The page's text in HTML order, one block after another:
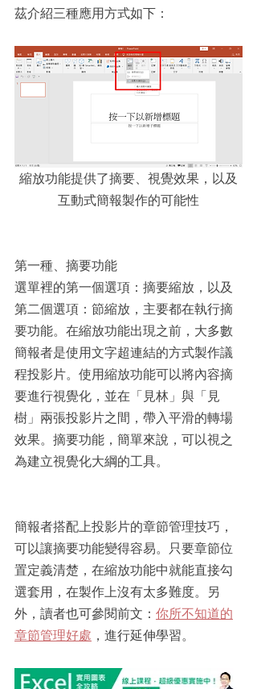
茲介紹三種應用方式如下：
縮放功能提供了摘要、視覺效果，以及
互動式簡報製作的可能性
第一種、摘要功能
選單裡的第一個選項：摘要縮放，以及
第二個選項：節縮放，主要都在執行摘
要功能。在縮放功能出現之前，大多數
簡報者是使用文字超連結的方式製作議
程投影片。使用縮放功能可以將內容摘
要進行視覺化，並在「見林」與「見
樹」兩張投影片之間，帶入平滑的轉場
效果。摘要功能，簡單來說，可以視之
為建立視覺化大綱的工具。
簡報者搭配上投影片的章節管理技巧，
可以讓摘要功能變得容易。只要章節位
置定義清楚，在縮放功能中就能直接勾
選套用，在製作上沒有太多難度。另
外，讀者也可參閱前文： 你所不知道的
章節管理好處 ，進行延伸學習。